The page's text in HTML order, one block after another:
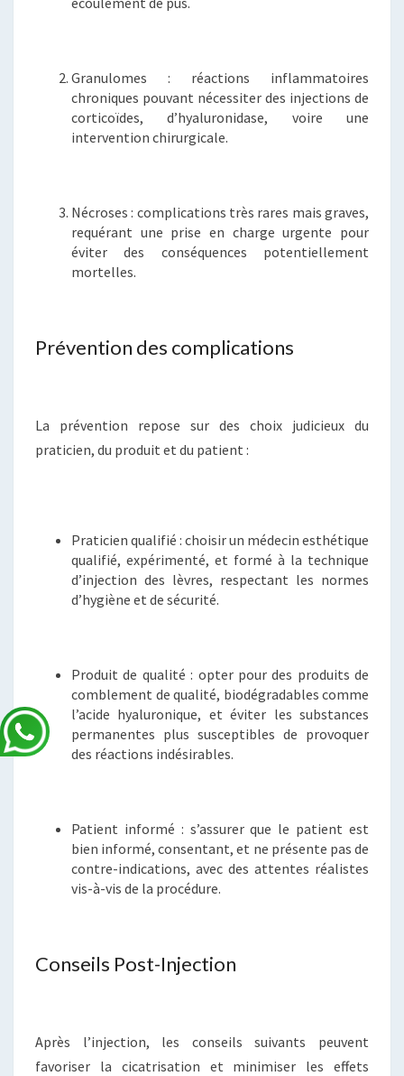
Granulomes : réactions inflammatoires
chroniques pouvant nécessiter des injections de
corticoïdes, d’hyaluronidase, voire une
intervention chirurgicale.
Nécroses : complications très rares mais graves,
requérant une prise en charge urgente pour
éviter des conséquences potentiellement
mortelles.
Prévention des complications
La prévention repose sur des choix judicieux du
praticien, du produit et du patient :
Praticien qualifié : choisir un médecin esthétique
qualifié, expérimenté, et formé à la technique
d’injection des lèvres, respectant les normes
d’hygiène et de sécurité.
Produit de qualité : opter pour des produits de
comblement de qualité, biodégradables comme
l’acide hyaluronique, et éviter les substances
permanentes plus susceptibles de provoquer
des réactions indésirables.
Patient informé : s’assurer que le patient est
bien informé, consentant, et ne présente pas de
contre-indications, avec des attentes réalistes
vis-à-vis de la procédure.
Conseils Post-Injection
Après l’injection, les conseils suivants peuvent
favoriser la cicatrisation et minimiser les effets